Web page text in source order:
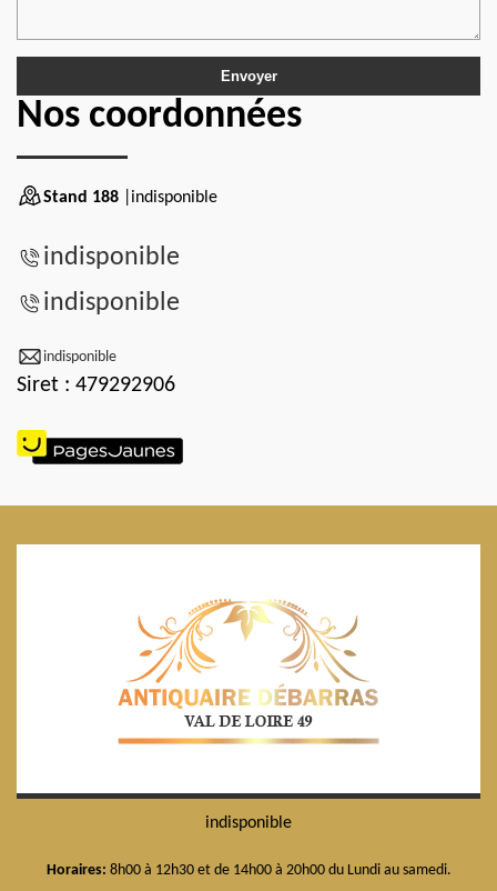
Nos coordonnées
Stand 188 |indisponible
indisponible
indisponible
indisponible
Siret : 479292906
indisponible
Horaires: 8h00 à 12h30 et de 14h00 à 20h00 du Lundi au samedi.